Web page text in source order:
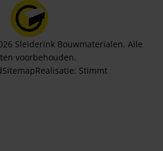
Sleiderink Bouwmaterialen. Alle
voorbehouden.
SitemapRealisatie: Stimmt